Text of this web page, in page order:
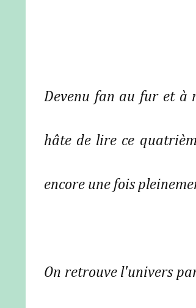
Devenu fan au fur et à
hâte de lire ce
encore une fois
On retrouve l'univers